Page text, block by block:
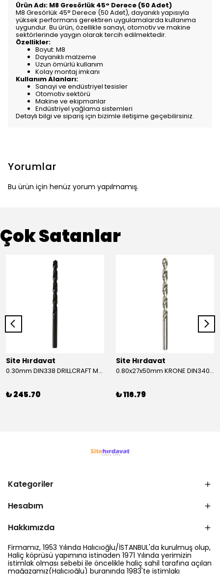
Ürün Adı: M8 Gresörlük 45° Derece (50 Adet)
M8 Gresörlük 45° Derece (50 Adet), dayanıklı yapısıyla
yüksek performans gerektiren uygulamalarda kullanıma
uygundur. Bu ürün, özellikle sanayi, otomotiv ve makine
sektörlerinde yaygın olarak tercih edilmektedir.
Özellikler:
Boyut: M8
Dayanıklı malzeme
Uzun ömürlü kullanım
Kolay montaj imkanı
Kullanım Alanları:
Sanayi ve endüstriyel tesisler
Otomotiv sektörü
Makine ve ekipmanlar
Endüstriyel yağlama sistemleri
Detaylı bilgi ve sipariş için bizimle iletişime geçebilirsiniz.
Yorumlar
Bu ürün için henüz yorum yapılmamış.
Çok Satanlar
Site Hırdavat
0.30mm DIN338 DRILLCRAFT MATKAP UCU HSS 10 Adet
₺ 245.70
Site Hırdavat
0.80x27x50mm KRONE DIN340 UZUN MATKAP UCU HSS 10 Adet
₺ 116.79
Kategoriler
Hesabım
Hakkımızda
Firmamız, 1953 Yılında Halıcıoğlu/İSTANBUL'da kurulmuş olup,
Haliç köprüsü yapımına istinaden 1971 Yılında yerimizin
istimlak olması sebebi ile öncelikle haliç sahil tarafına açılan
mağazamız(Halıcıoğlu) buranında 1983'te istimlakı